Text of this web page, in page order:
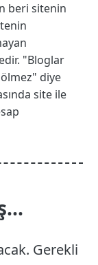
beri sitenin
"Bloglar
diye
site ile
Gerekli